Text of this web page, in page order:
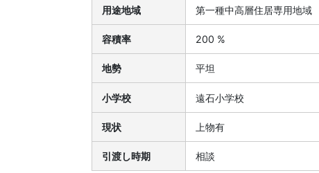
用途地域 第一種中高層住居専用地域
容積率 200 %
地勢 平坦
小学校 遠石小学校
現状 上物有
引渡し時期 相談